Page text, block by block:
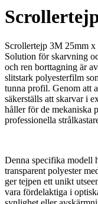
Scrollertejp 3M 25mm x
Solution för skarvning
och ren borttagning är
slitstark polyesterfilm
tunna profil. Genom att
säkerställs att skarvar i
håller för de mekaniska
professionella
Denna specifika modell
transparent polyester
ger tejpen ett unikt
vara fördelaktiga i